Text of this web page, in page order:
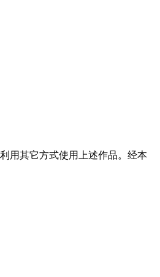
用其它方式使用上述作品。经本